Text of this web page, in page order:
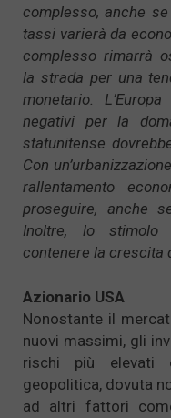
complesso, anche
tassi varierà da
complesso rimarrà
la strada per una
monetario.
negativi per la
statunitense
Con
rallentamento
proseguire, anche
Inoltre, lo stimolo
contenere la crescita
Azionario USA
Nonostante il
nuovi massimi, gli
rischi più elevati
geopolitica, dovuta
ad altri fattori